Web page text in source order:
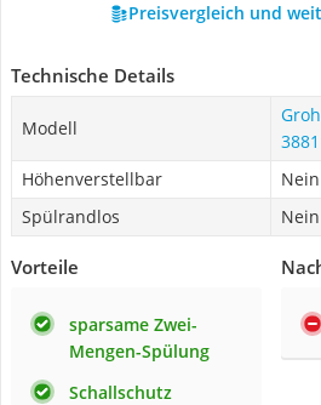
Preisvergleich und
Technische Details
Modell
Höhenverstellbar
Nein
Spülrandlos
Nein
Vorteile
sparsame Zwei-
Mengen-Spülung
Schallschutz